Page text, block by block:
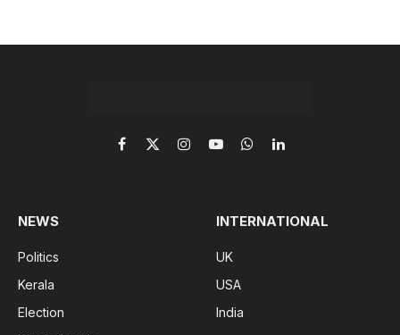
Facebook
X
InstagramYouTubeWhatsAppLinkedIn
NEWS
Politics
Kerala
Election
INTERNATIONAL
UK
USA
India